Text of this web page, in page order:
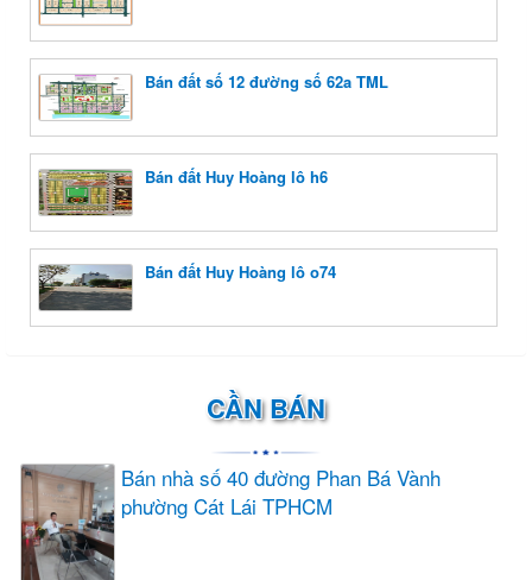
Bán đất số 12 đường số 62a TML
Bán đất Huy Hoàng lô h6
Bán đất Huy Hoàng lô o74
CẦN BÁN
Bán nhà số 40 đường Phan Bá Vành
phường Cát Lái TPHCM